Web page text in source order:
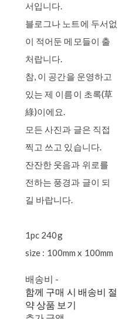
서입니다.
블로그나 노트에 두서없
이 적어둔 메모들이 출
처랍니다.
참, 이 공간을 운영하고
있는 제 이름이 초록(草
綠)이에요.
모든 사진과 글은 직접
찍고 쓰고 있습니다.
잔잔한 웃음과 위로를
전하는 풍경과 글이 되
길 바랍니다.
1pc 240g
size : 100mm x 100mm
배송비 -
함께 구매 시 배송비 절
약 상품 보기